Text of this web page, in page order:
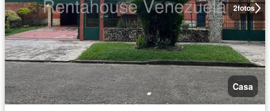
2fotos
Casa